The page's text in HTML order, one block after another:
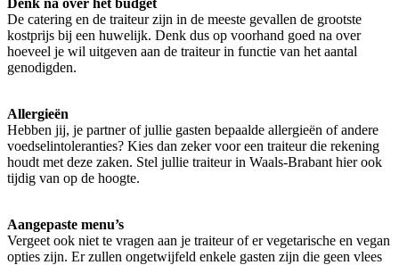
Denk na over het budget
De catering en de traiteur zijn in de meeste gevallen de grootste
kostprijs bij een huwelijk. Denk dus op voorhand goed na over
hoeveel je wil uitgeven aan de traiteur in functie van het aantal
genodigden.
Allergieën
Hebben jij, je partner of jullie gasten bepaalde allergieën of andere
voedselintoleranties? Kies dan zeker voor een traiteur die rekening
houdt met deze zaken. Stel jullie traiteur in Waals-Brabant hier ook
tijdig van op de hoogte.
Aangepaste menu’s
Vergeet ook niet te vragen aan je traiteur of er vegetarische en vegan
opties zijn. Er zullen ongetwijfeld enkele gasten zijn die geen vlees